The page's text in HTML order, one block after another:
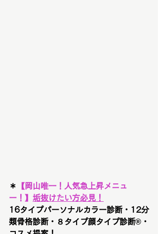
＊ 【 岡山唯一！人気急上昇メニュ
ー！ 】 垢抜けたい方必見！
16タイプパーソナルカラー診断・12分
類骨格診断・８タイプ顔タイプ診断®︎・